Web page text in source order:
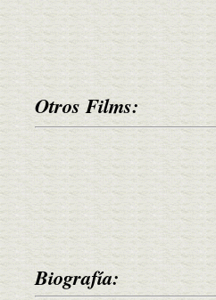
Otros Films:
Biografía: